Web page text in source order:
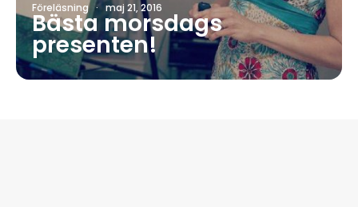
Föreläsning · maj 21, 2016
Bästa morsdags
presenten!